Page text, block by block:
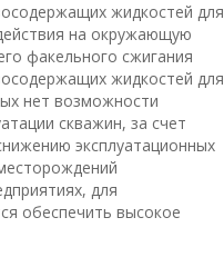
жидкостей для
на окружающую
факельного сжигания
жидкостей для
нет возможности
скважин, за счет
эксплуатационных
для
обеспечить высокое